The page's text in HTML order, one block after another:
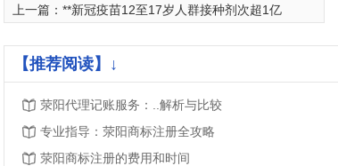
上一篇： **新冠疫苗12至17岁人群接种剂次超1亿
【推荐阅读】↓
荥阳代理记账服务：..解析与比较
专业指导：荥阳商标注册全攻略
荥阳商标注册的费用和时间